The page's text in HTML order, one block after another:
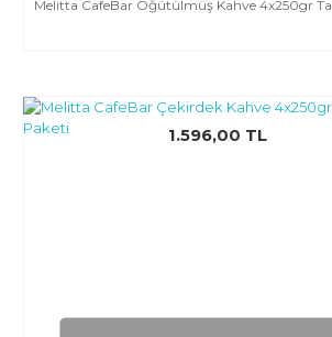
Melitta CafeBar Öğütülmüş Kahve 4x250gr
1.596,00 TL